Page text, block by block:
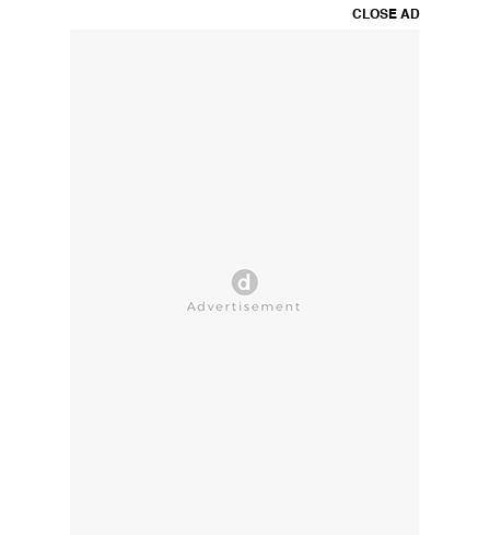
CLOSE AD